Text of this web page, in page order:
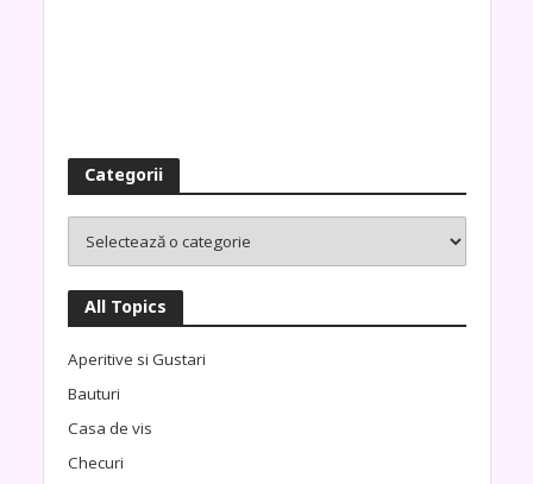
Categorii
All Topics
Aperitive si Gustari
Bauturi
Casa de vis
Checuri